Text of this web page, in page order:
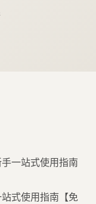
式使用指南【免